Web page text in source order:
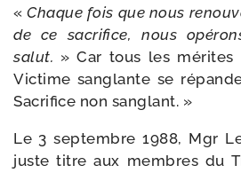
«Chaque fois que nous
de ce sacri­fice, nous
salut. » Car tous les
Victime san­glante se
Sacrifice non sanglant. »
Le 3 sep­tembre 1988, Mgr
juste titre aux membres du